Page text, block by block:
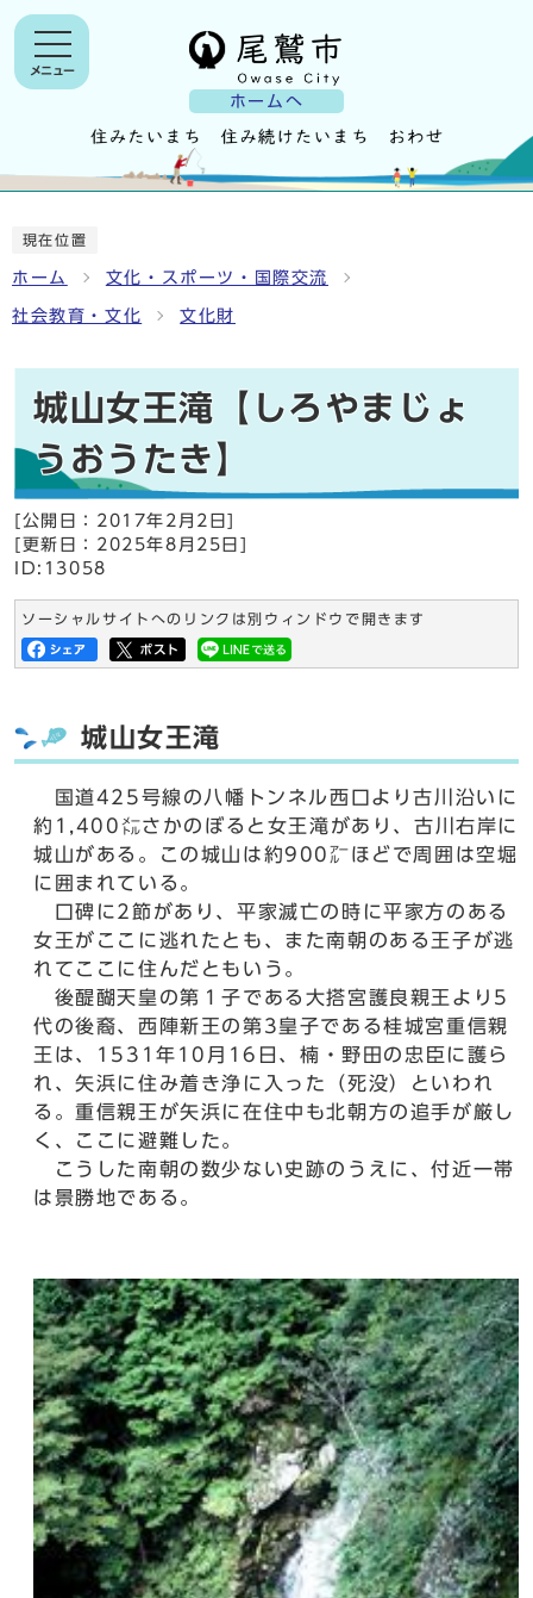
ホームへ
メニュー
現在位置
ホーム 文化・スポーツ・国際交流
社会教育・文化 文化財
城山女王滝【しろやまじょ
うおうたき】
[公開日： 2017年2月2日
[更新日： 2025年8月25日
ID:13058
ソーシャルサイトへのリンクは別ウィンドウで開きます
城山女王滝
国道425号線の八幡トンネル西口より古川沿いに
約1,400㍍さかのぼると女王滝があり、古川右岸に
城山がある。この城山は約900㌃ほどで周囲は空堀
に囲まれている。
口碑に2節があり、平家滅亡の時に平家方のある
女王がここに逃れたとも、また南朝のある王子が逃
れてここに住んだともいう。
後醍醐天皇の第１子である大搭宮護良親王より5
代の後裔、西陣新王の第3皇子である桂城宮重信親
王は、1531年10月16日、楠・野田の忠臣に護ら
れ、矢浜に住み着き浄に入った（死没）といわれ
る。重信親王が矢浜に在住中も北朝方の追手が厳し
く、ここに避難した。
こうした南朝の数少ない史跡のうえに、付近一帯
は景勝地である。